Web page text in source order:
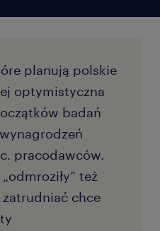
planują polskie
optymistyczna
badań
pracodawców.
też
chce